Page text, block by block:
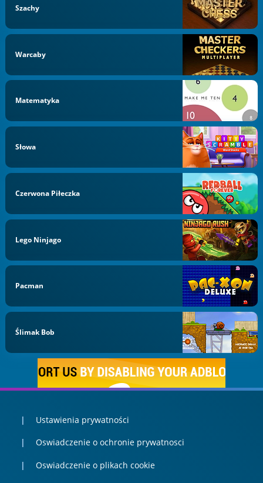
Szachy
Warcaby
Matematyka
Słowa
Czerwona Piłeczka
Lego Ninjago
Pacman
Ślimak Bob
Ustawienia prywatności
Oswiadczenie o ochronie prywatnosci
Oswiadczenie o plikach cookie